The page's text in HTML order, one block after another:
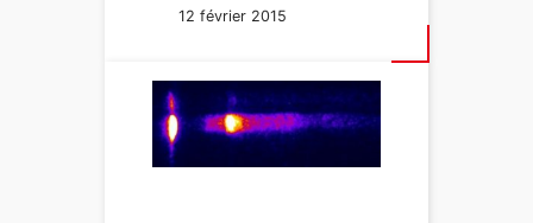
12 février 2015